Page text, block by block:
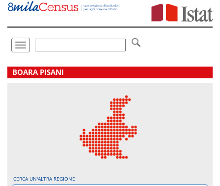
Vai
direttamente
Toggle
navigation
.
BOARA PISANI
CERCA UN'ALTRA REGIONE